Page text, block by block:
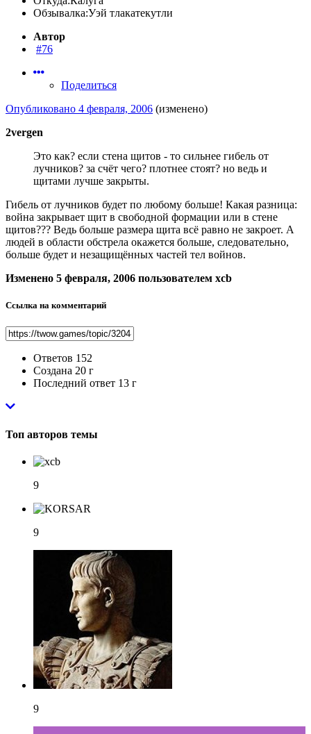
Обзывалка:Уэй тлакатекутли
Автор
#76
Поделиться
Опубликовано 4 февраля, 2006 (изменено)
2vergen
Это как? если стена щитов - то сильнее гибель от
лучников? за счёт чего? плотнее стоят? но ведь и
щитами лучше закрыты.
Гибель от лучников будет по любому больше! Какая разница:
война закрывает щит в свободной формации или в стене
щитов??? Ведь больше размера щита всё равно не закроет. А
людей в области обстрела окажется больше, следовательно,
больше будет и незащищённых частей тел войнов.
Изменено 5 февраля, 2006 пользователем xcb
Ссылка на комментарий
Ответов 152
Создана 20 г
Последний ответ 13 г
Топ авторов темы
9
9
9